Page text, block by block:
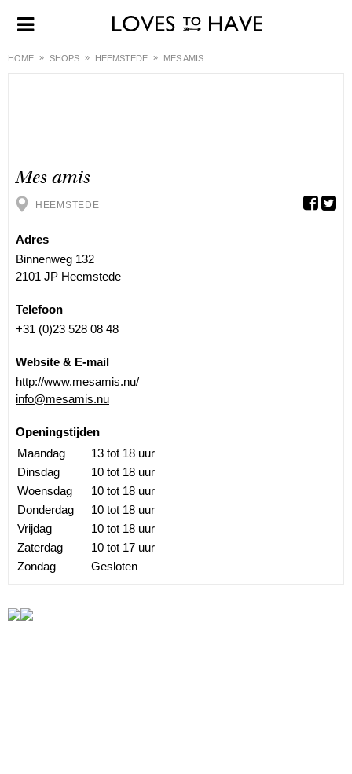
HOME SHOPS HEEMSTEDE MES AMIS
Mes amis
HEEMSTEDE
Adres
Binnenweg 132
2101 JP Heemstede
Telefoon
+31 (0)23 528 08 48
Website & E-mail
http://www.mesamis.nu/
info@mesamis.nu
Openingstijden
Maandag
13 tot 18 uur
Dinsdag
10 tot 18 uur
Woensdag
10 tot 18 uur
Donderdag
10 tot 18 uur
Vrijdag
10 tot 18 uur
Zaterdag
10 tot 17 uur
Zondag
Gesloten